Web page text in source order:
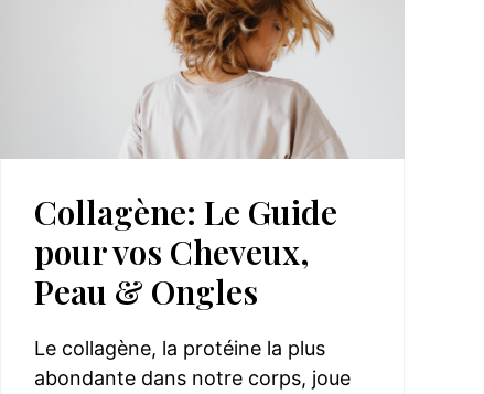
Collagène: Le Guide
pour vos Cheveux,
Peau & Ongles
Le collagène, la protéine la plus
abondante dans notre corps, joue